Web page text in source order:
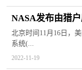
NASA发布由猎
次拍照已有50年
北京时间11月16日，
系统(...
2022-11-19